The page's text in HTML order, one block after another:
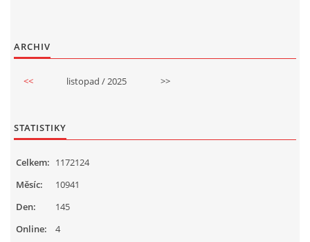
ARCHIV
<< listopad / 2025 >>
STATISTIKY
Online: 4
Celkem: 1172124
Měsíc:
10941
Den:
145